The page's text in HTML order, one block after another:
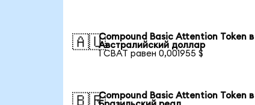
🇦🇺Compound Basic Attention Token в
Австралийский доллар
1 CBAT равен 0,001955 $
🇧🇷Compound Basic Attention Token в